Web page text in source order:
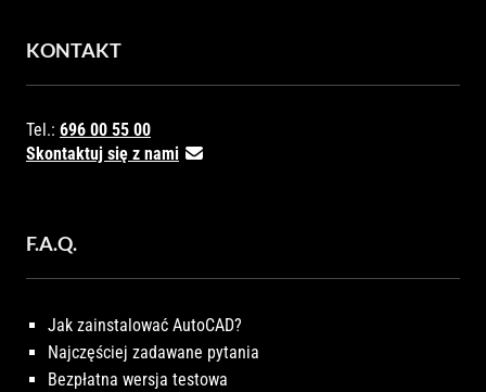
KONTAKT
Tel.: 696 00 55 00
Skontaktuj się z nami
F.A.Q.
Jak zainstalować AutoCAD?
Najczęściej zadawane pytania
Bezpłatna wersja testowa